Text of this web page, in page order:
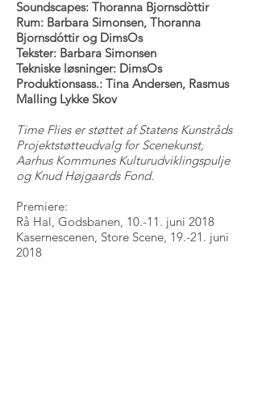
Soundscapes: Thoranna Bjornsdòttir
Rum: Barbara Simonsen, Thoranna
Bjornsdóttir og DimsOs
Tekster: Barbara Simonsen
Tekniske løsninger: DimsOs
Produktionsass.: Tina Andersen, Rasmus
Malling Lykke Skov
Time Flies er støttet af Statens Kunstråds
Projektstøtteudvalg for Scenekunst,
Aarhus Kommunes Kulturudviklingspulje
og Knud Højgaards Fond.
Premiere:
Rå Hal, Godsbanen, 10.-11. juni 2018
Kasernescenen, Store Scene, 19.-21. juni
2018